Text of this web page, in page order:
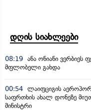
დღის სიახლეები
08:19 ანა ონიანი ვერბიეს
მფლობელი გახდა
00:54 ლაიფციგის
საფრთხის ახალ დონეზე
მინისტრი